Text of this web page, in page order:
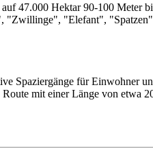
47.000 Hektar 90-100 Meter
"Elefant",
Spaziergänge für Einwohner
mit einer Länge von etwa